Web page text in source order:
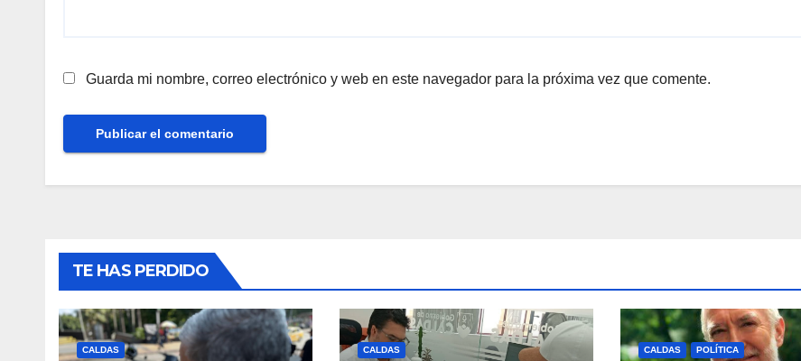
Guarda mi nombre, correo electrónico y web en este navegador para la próxima vez que comente.
TE HAS PERDIDO
CALDAS CALDAS CALDAS POLÍTICA